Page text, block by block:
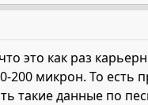
это как раз
200 микрон. То есть
такие данные по